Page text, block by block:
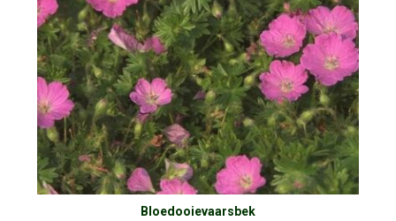
Bloedooievaarsbek